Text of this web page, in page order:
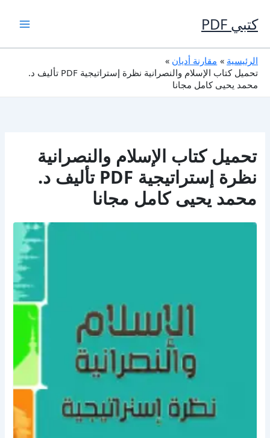
إلى
المحتوى
كتبي PDF
الرئيسية
مقارنة أديان
تحميل كتاب الإسلام والنصرانية نظرة إستراتيجية PDF تأليف د.
محمد يحيى كامل مجانا
تحميل كتاب الإسلام والنصرانية
نظرة إستراتيجية PDF تأليف د.
محمد يحيى كامل مجانا